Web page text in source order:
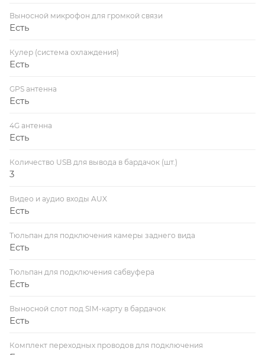
Выносной микрофон для громкой связи
Есть
Кулер (система охлаждения)
Есть
GPS антенна
Есть
4G антенна
Есть
Количество USB для вывода в бардачок (шт.)
3
Видео и аудио входы AUX
Есть
Тюльпан для подключения камеры заднего вида
Есть
Тюльпан для подключения сабвуфера
Есть
Выносной слот под SIM-карту в бардачок
Есть
Комплект переходных проводов для подключения